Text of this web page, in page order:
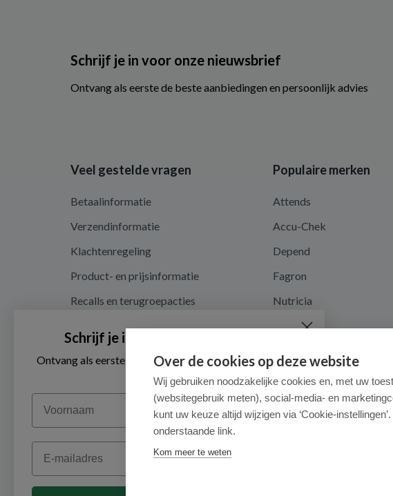
Schrijf je in voor onze nieuwsbrief
Ontvang als eerste de beste aanbiedingen en persoonlijk advies
Veel gestelde vragen
Betaalinformatie
Verzendinformatie
Klachtenregeling
Product- en prijsinformatie
Recalls en terugroepacties
Privacy en cookieverklaring
Cookie instellingen
Algemene voorwaarden
Herroepingsrecht en retouren
Populaire merken
Attends
Accu-Chek
Depend
Fagron
Nutricia
Over de cookies op deze website
Wij gebruiken noodzakelijke cookies en, met uw
(websitegebruik meten), social-media- en
kunt uw keuze altijd wijzigen via ‘Cookie-
onderstaande link.
Kom meer te weten
Schrijf je in voor onze nieuwsbrief
Ontvang als eerste de beste aanbiedingen en persoonlijk
Voornaam
Email